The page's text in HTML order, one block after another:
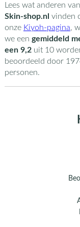
Lees wat anderen van
Skin-shop.nl vinden
onze Kiyoh-pagina,
we een gemiddeld
een 9,2uit 10
beoordeeld door
personen.